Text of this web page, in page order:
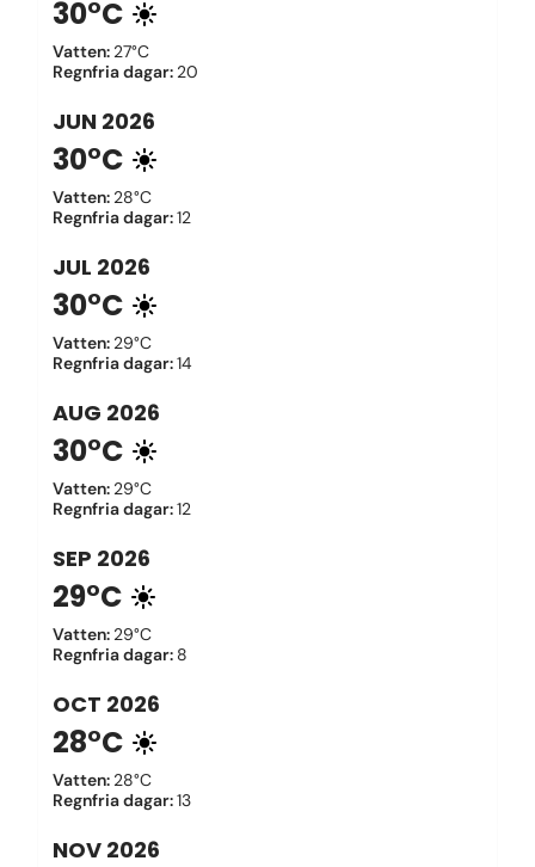
30°C
Vatten: 27°C
Regnfria dagar: 20
JUN 2026
30°C
Vatten: 28°C
Regnfria dagar:12
JUL 2026
30°C
Vatten: 29°C
Regnfria dagar:14
AUG 2026
30°C
Vatten: 29°C
Regnfria dagar:12
SEP 2026
29°C
Vatten: 29°C
Regnfria dagar: 8
OCT 2026
28°C
Vatten: 28°C
Regnfria dagar:13
NOV 2026